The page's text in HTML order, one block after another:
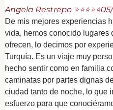
Angela Restrepo ⭐⭐⭐⭐⭐
De mis mejores experiencias
vida, hemos conocido lugares
ofrecen, lo decimos por
Turquía. Es un viaje muy
hecho sentir como en familia
caminatas por partes dignas
ciudad tanto de noche, lo que
esfuerzo para que